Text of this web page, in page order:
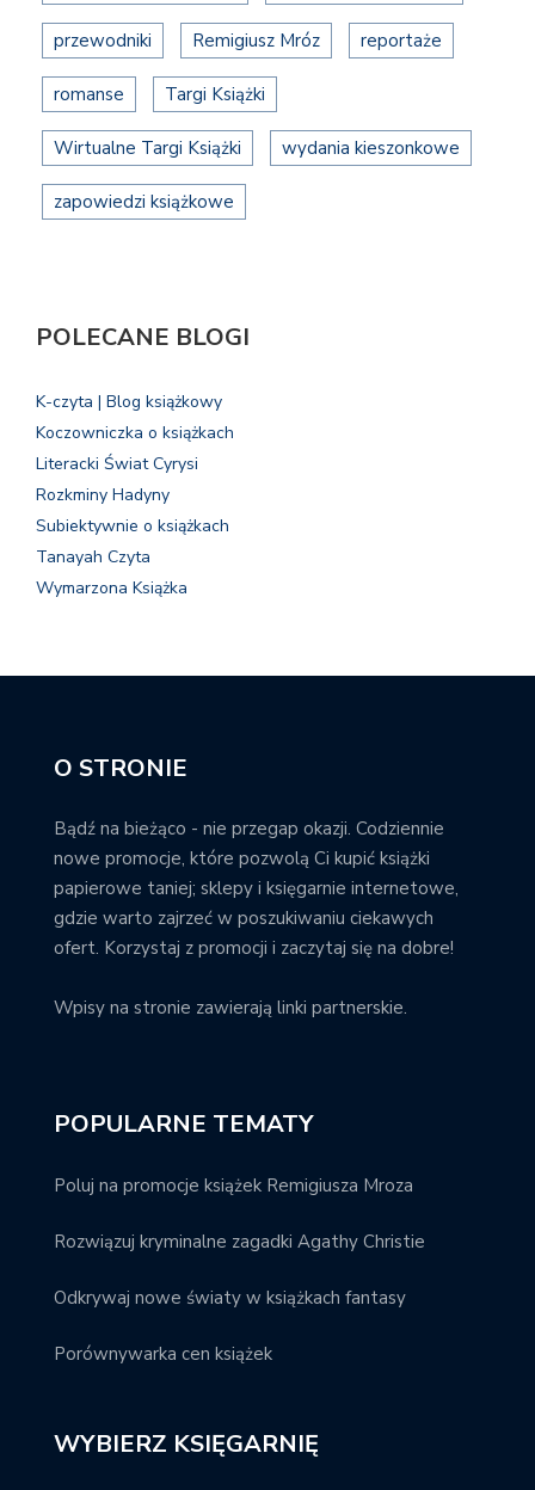
przewodniki Remigiusz Mróz reportaże
romanse Targi Książki
Wirtualne Targi Książki wydania kieszonkowe
zapowiedzi książkowe
POLECANE BLOGI
K-czyta | Blog książkowy
Koczowniczka o książkach
Literacki Świat Cyrysi
Rozkminy Hadyny
Subiektywnie o książkach
Tanayah Czyta
Wymarzona Książka
O STRONIE
Bądź na bieżąco - nie przegap okazji. Codziennie
nowe promocje, które pozwolą Ci kupić książki
papierowe taniej; sklepy i księgarnie internetowe,
gdzie warto zajrzeć w poszukiwaniu ciekawych
ofert. Korzystaj z promocji i zaczytaj się na dobre!
Wpisy na stronie zawierają linki partnerskie.
POPULARNE TEMATY
Poluj na promocje książek Remigiusza Mroza
Rozwiązuj kryminalne zagadki Agathy Christie
Odkrywaj nowe światy w książkach fantasy
Porównywarka cen książek
WYBIERZ KSIĘGARNIĘ